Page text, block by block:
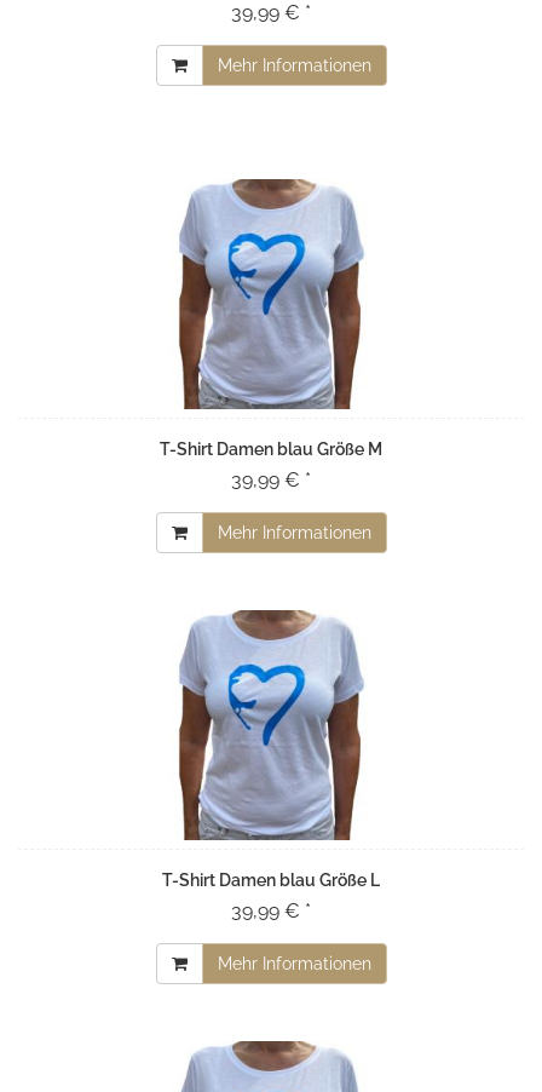
39,99 € *
Mehr Informationen
T-Shirt Damen blau Größe M
39,99 € *
Mehr Informationen
T-Shirt Damen blau Größe L
39,99 € *
Mehr Informationen